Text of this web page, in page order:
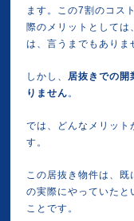
ます。この7割のコス
際のメリットとしては
は、言うまでもありま
しかし、 居抜きでの開
りません。
では、どんなメリッ
す。
この居抜き物件は、既
の実際にやっていたと
ことです。